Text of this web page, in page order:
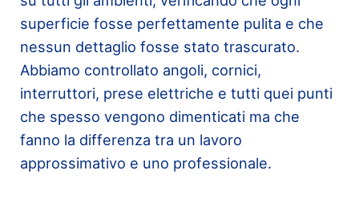
superficie fosse perfettamente pulita e che
nessun dettaglio fosse stato trascurato.
Abbiamo controllato angoli, cornici,
interruttori, prese elettriche e tutti quei punti
che spesso vengono dimenticati ma che
fanno la differenza tra un lavoro
approssimativo e uno professionale.